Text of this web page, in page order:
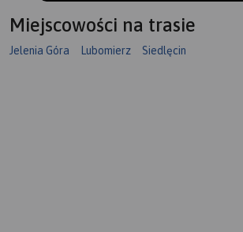
Miejscowości na trasie
Jelenia Góra Lubomierz Siedlęcin